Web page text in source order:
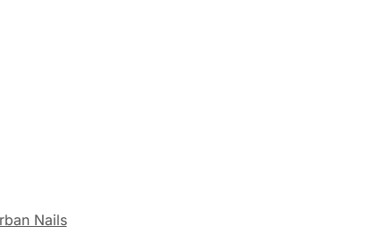
Nails